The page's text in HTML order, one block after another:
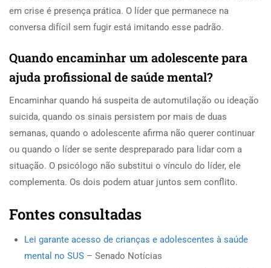
em crise é presença prática. O líder que permanece na
conversa difícil sem fugir está imitando esse padrão.
Quando encaminhar um adolescente para
ajuda profissional de saúde mental?
Encaminhar quando há suspeita de automutilação ou ideação
suicida, quando os sinais persistem por mais de duas
semanas, quando o adolescente afirma não querer continuar
ou quando o líder se sente despreparado para lidar com a
situação. O psicólogo não substitui o vínculo do líder, ele
complementa. Os dois podem atuar juntos sem conflito.
Fontes consultadas
Lei garante acesso de crianças e adolescentes à saúde
mental no SUS – Senado Notícias